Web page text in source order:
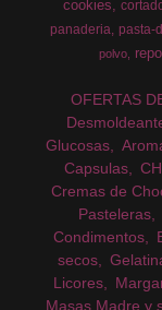
cookies
panaderia pasta-
polvo
OFERTAS
Glucosas
Capsulas
Cremas de
Pasteleras
Condimentos
secos
Licores
Masas Madre y